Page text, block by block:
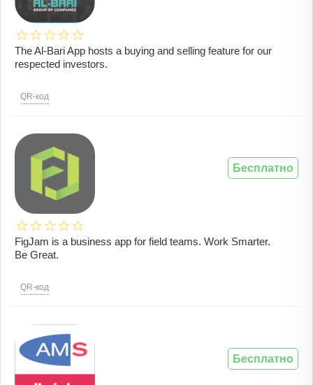
The Al-Bari App hosts a buying and selling feature for our
respected investors.
QR-код
FigJam is a business app for field teams. Work Smarter.
Be Great.
QR-код
Бесплатно
Бесплатно